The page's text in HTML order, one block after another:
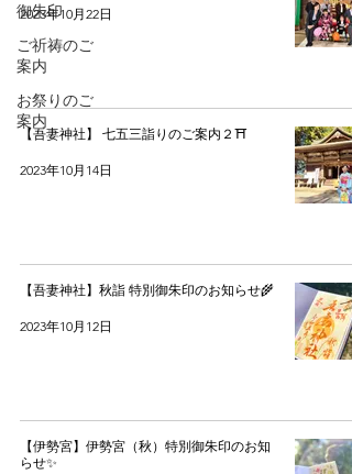
御朱印
ご祈祷のご
案内
お祭りのご
案内
2023年10月22日
【吾妻神社】 七五三詣りのご案内２⛩️
2023年10月14日
【吾妻神社】秋詣 特別御朱印のお知らせ🌾
2023年10月12日
【伊勢宮】伊勢宮（秋）特別御朱印のお知
らせ✨